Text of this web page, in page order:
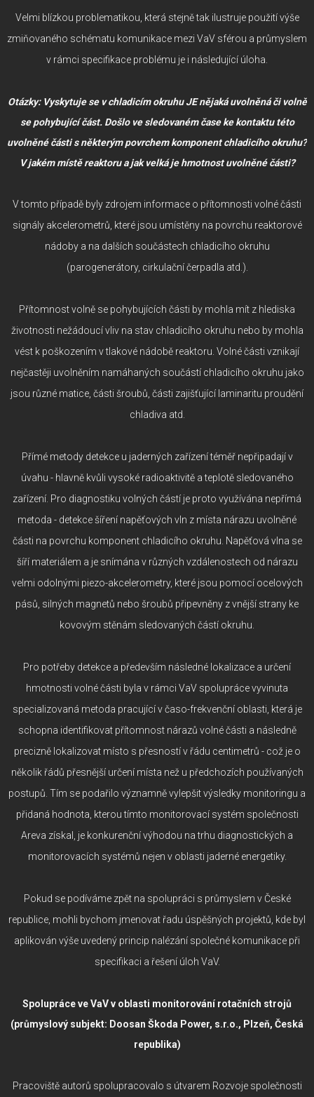
Velmi blízkou problematikou, která stejně tak ilustruje použití výše
zmiňovaného schématu komunikace mezi VaV sférou a průmyslem
v rámci specifikace problému je i následující úloha.
Otázky: Vyskytuje se v chladicím okruhu JE nějaká uvolněná či volně
se pohybující část. Došlo ve sledovaném čase ke kontaktu této
uvolněné části s některým povrchem komponent chladicího okruhu?
V jakém místě reaktoru a jak velká je hmotnost uvolněné části?
V tomto případě byly zdrojem informace o přítomnosti volné části
signály akcelerometrů, které jsou umístěny na povrchu reaktorové
nádoby a na dalších součástech chladicího okruhu
(parogenerátory, cirkulační čerpadla atd.).
Přítomnost volně se pohybujících části by mohla mít z hlediska
životnosti nežádoucí vliv na stav chladicího okruhu nebo by mohla
vést k poškozením v tlakové nádobě reaktoru. Volné části vznikají
nejčastěji uvolněním namáhaných součástí chladicího okruhu jako
jsou různé matice, části šroubů, části zajišťující laminaritu proudění
chladiva atd.
Přímé metody detekce u jaderných zařízení téměř nepřipadají v
úvahu - hlavně kvůli vysoké radioaktivitě a teplotě sledovaného
zařízení. Pro diagnostiku volných částí je proto využívána nepřímá
metoda - detekce šíření napěťových vln z místa nárazu uvolněné
části na povrchu komponent chladicího okruhu. Napěťová vlna se
šíří materiálem a je snímána v různých vzdálenostech od nárazu
velmi odolnými piezo-akcelerometry, které jsou pomocí ocelových
pásů, silných magnetů nebo šroubů připevněny z vnější strany ke
kovovým stěnám sledovaných částí okruhu.
Pro potřeby detekce a především následné lokalizace a určení
hmotnosti volné části byla v rámci VaV spolupráce vyvinuta
specializovaná metoda pracující v časo-frekvenční oblasti, která je
schopna identifikovat přítomnost nárazů volné části a následně
precizně lokalizovat místo s přesností v řádu centimetrů - což je o
několik řádů přesnější určení místa než u předchozích používaných
postupů. Tím se podařilo významně vylepšit výsledky monitoringu a
přidaná hodnota, kterou tímto monitorovací systém společnosti
Areva získal, je konkurenční výhodou na trhu diagnostických a
monitorovacích systémů nejen v oblasti jaderné energetiky.
Pokud se podíváme zpět na spolupráci s průmyslem v České
republice, mohli bychom jmenovat řadu úspěšných projektů, kde byl
aplikován výše uvedený princip nalézání společné komunikace při
specifikaci a řešení úloh VaV.
Spolupráce ve VaV v oblasti monitorování rotačních strojů
(průmyslový subjekt: Doosan Škoda Power, s.r.o., Plzeň, Česká
republika)
Pracoviště autorů spolupracovalo s útvarem Rozvoje společnosti